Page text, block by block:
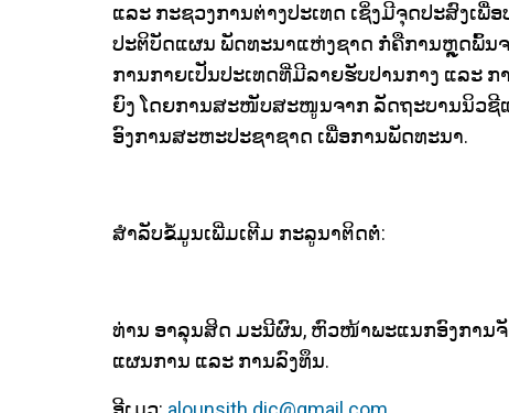
ແລະ ກະຊວງການຕ່າງປະເທດ ເຊິ່ງມີຈຸດປະສົງເພື່
ປະຕິບັດແຜນ ພັດທະນາແຫ່ງຊາດ ກໍ່ຄືການຫຼຸດພົ້ນ
ການກາຍເປັນປະເທດທີ່ມີລາຍຮັບປານກາງ ແລະ
ຍົງ ໂດຍການສະໜັບສະໜູນຈາກ ລັດຖະບານນິວຊີ
ອົງການສະຫະປະຊາຊາດ ເພື່ອການພັດທະນາ.
ສໍາລັບຂໍ້ມູນເພີ່ມເຕີມ ກະລູນາຕິດຕໍ່:
ທ່ານ ອາລຸນສິດ ມະນີຜົນ, ຫົວໜ້າພະແນກອົງການ
ແຜນການ ແລະ ການລົງທຶນ.